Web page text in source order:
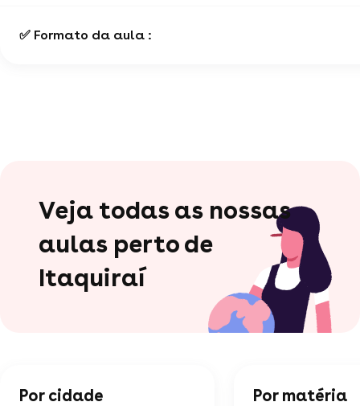
✅ Formato da aula :
Veja todas as nossas
aulas perto de
Itaquiraí
Por cidade Por matéria